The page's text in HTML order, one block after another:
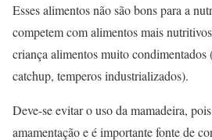
Esses alimentos não são bons para a
competem com alimentos mais
criança alimentos muito condimentados
catchup, temperos industrializados).
Deve-se evitar o uso da mamadeira,
amamentação e é importante fonte de